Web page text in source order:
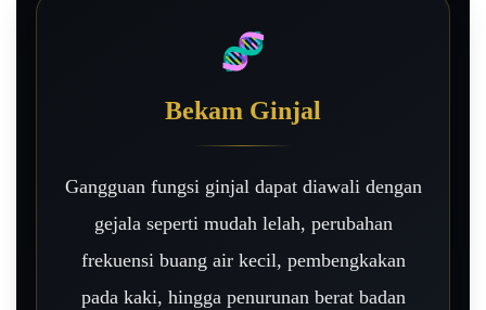
🧬
Bekam Ginjal
Gangguan fungsi ginjal dapat diawali dengan
gejala seperti mudah lelah, perubahan
frekuensi buang air kecil, pembengkakan
pada kaki, hingga penurunan berat badan